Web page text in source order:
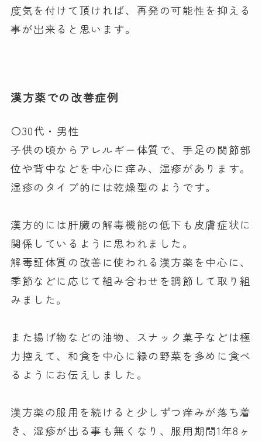
度気を付けて頂ければ、再発の可能性を抑える
事が出来ると思います。
漢方薬での改善症例
〇30代・男性
子供の頃からアレルギー体質で、手足の関節部
位や背中などを中心に痒み、湿疹があります。
湿疹のタイプ的には乾燥型のようです。
漢方的には肝臓の解毒機能の低下も皮膚症状に
関係しているように思われました。
解毒証体質の改善に使われる漢方薬を中心に、
季節などに応じて組み合わせを調節して取り組
みました。
また揚げ物などの油物、スナック菓子などは極
力控えて、和食を中心に緑の野菜を多めに食べ
るようにお伝えしました。
漢方薬の服用を続けると少しずつ痒みが落ち着
き、湿疹が出る事も無くなり、服用期間1年8ヶ